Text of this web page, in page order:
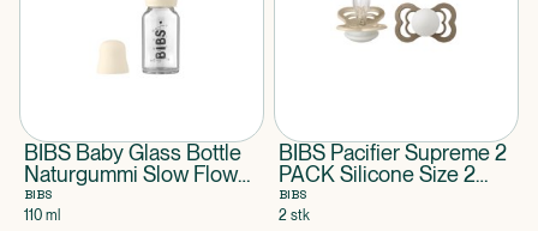
BIBS Baby Glass Bottle
Naturgummi Slow Flow
Ivory
BIBS
110 ml
BIBS Pacifier Supreme 2
PACK Silicone Size 2
Vanilla Glow/Dark Oak
Glow
BIBS
2 stk